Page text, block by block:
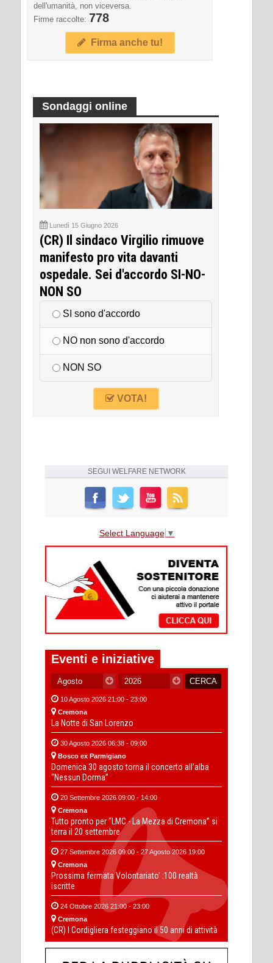
dell'umanità, non viceversa.
Firme raccolte: 778
Firma anche tu!
Sondaggi online
Lunedì 15 Giugno 2026
(CR) Il sindaco Virgilio rimuove
manifesto pro vita davanti
ospedale. Sei d'accordo SI-NO-
NON SO
SI sono d'accordo
NO non sono d'accordo
NON SO
VOTA!
SEGUI WELFARE NETWORK
Select Language ▼
Eventi e iniziative
10 Agosto 2026 21:00 - 23:00
Cremona
La Notte di San Lorenzo
30 Agosto 2026 06:38 - 09:00
Bosco ex Parmigiano
Domenica 30 agosto torna il concerto all’alba
“Nessun Dorma”
20 Settembre 2026 09:00 - 14:00
Cremona
Tutto pronto per “LMC - La Mezza di Cremona” si
terra il 20 settembre
27 Settembre 2026 09:00 - 27 Agosto 2026 19:00
Cremona
Prossima fermata Volontariato' :100 realtà
iscritte
24 Ottobre 2026 21:00 - 23:00
Cremona
(CR) I Cordigliera festeggiano il 50 anni di attività